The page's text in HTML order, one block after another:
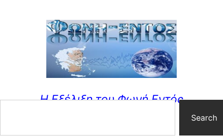
Η Εξέλιξη του Φωνή Εντός
Search